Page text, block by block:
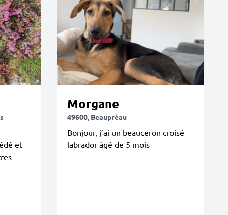
et
Morgane
49600, Beaupréau
Bonjour, j’ai un beauceron croisé
labrador âgé de 5 mois